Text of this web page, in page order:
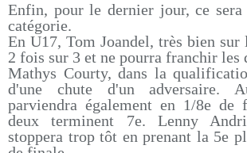
Enfin, pour le dernier jour, ce sera
catégorie.
En U17, Tom Joandel, très bien sur
2 fois sur 3 et ne pourra franchir
Mathys Courty, dans la
d'une chute d'un adversaire.
parviendra également en 1/8e de
deux terminent 7e. Lenny
stoppera trop tôt en prenant la 5e